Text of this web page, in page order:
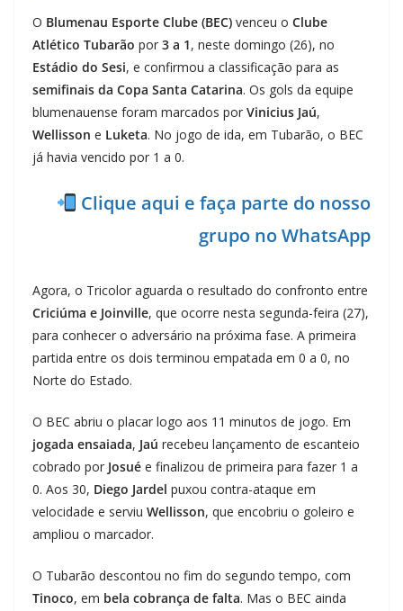
O Blumenau Esporte Clube (BEC) venceu o Clube
Atlético Tubarão por 3 a 1, neste domingo (26), no
Estádio do Sesi, e confirmou a classificação para as
semifinais da Copa Santa Catarina. Os gols da equipe
blumenauense foram marcados por Vinicius Jaú,
Wellisson e Luketa. No jogo de ida, em Tubarão, o BEC
já havia vencido por 1 a 0.
Clique aqui e faça parte do nosso
grupo no WhatsApp
Agora, o Tricolor aguarda o resultado do confronto entre
Criciúma e Joinville, que ocorre nesta segunda-feira (27),
para conhecer o adversário na próxima fase. A primeira
partida entre os dois terminou empatada em 0 a 0, no
Norte do Estado.
O BEC abriu o placar logo aos 11 minutos de jogo. Em
jogada ensaiada, Jaú recebeu lançamento de escanteio
cobrado por Josué e finalizou de primeira para fazer 1 a
0. Aos 30, Diego Jardel puxou contra-ataque em
velocidade e serviu Wellisson, que encobriu o goleiro e
ampliou o marcador.
O Tubarão descontou no fim do segundo tempo, com
Tinoco, em bela cobrança de falta. Mas o BEC ainda